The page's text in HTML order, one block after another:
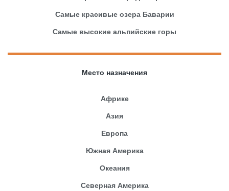
Самые красивые озера Баварии
Самые высокие альпийские горы
Место назначения
Африке
Азия
Европа
Южная Америка
Океания
Северная Америка